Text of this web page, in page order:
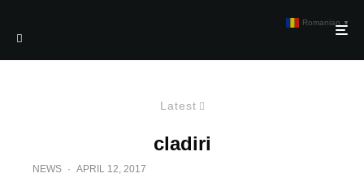
Latest
cladiri
NEWS · APRIL 12, 2017
Romanian ▼